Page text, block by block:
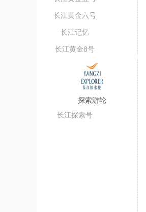
长江黄金六号
长江记忆
长江黄金8号
探索游轮
长江探索号